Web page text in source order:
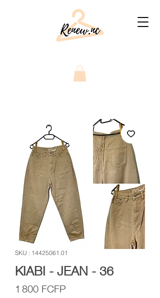
SKU : 14425061.01
KIABI - JEAN - 36
1 800 FCFP